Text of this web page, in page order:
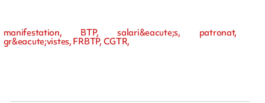
manifestation, BTP, salari&eacute;s, patronat,
gr&eacute;vistes, FRBTP, CGTR,